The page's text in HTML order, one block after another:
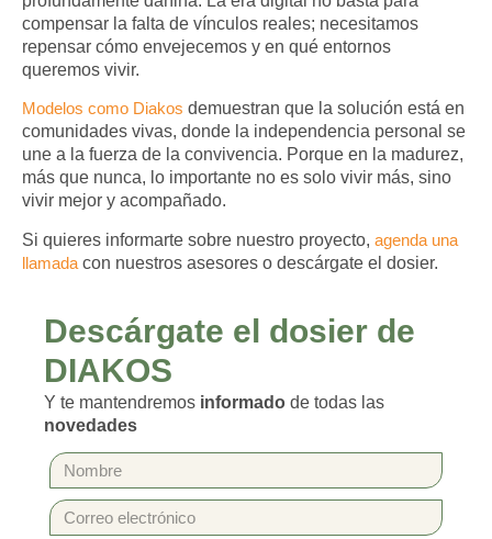
compensar la falta de vínculos reales; necesitamos
repensar cómo envejecemos y en qué entornos
queremos vivir.
Modelos como Diakos demuestran que la solución está en
comunidades vivas, donde la independencia personal se
une a la fuerza de la convivencia. Porque en la madurez,
más que nunca, lo importante no es solo vivir más, sino
vivir mejor y acompañado.
Si quieres informarte sobre nuestro proyecto, agenda una
llamada con nuestros asesores o descárgate el dosier.
Descárgate el dosier de
DIAKOS
Y te mantendremos informado de todas las
novedades